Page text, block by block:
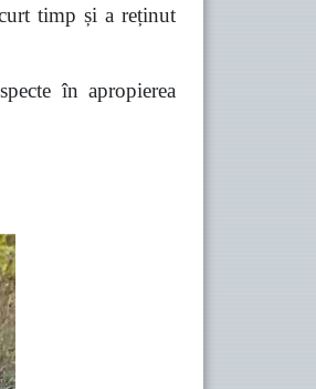
timp și a reținut
în apropierea